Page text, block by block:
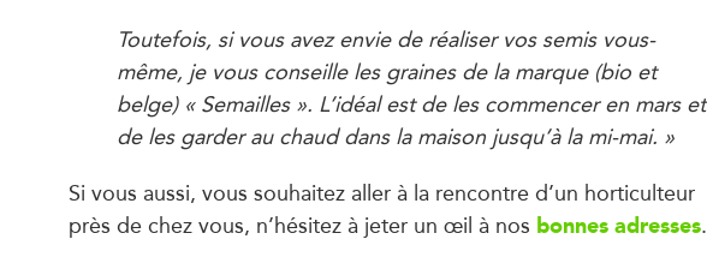
Toutefois, si vous avez envie de réaliser vos semis vous-
même, je vous conseille les graines de la marque (bio et
belge) « Semailles ». L’idéal est de les commencer en mars et
de les garder au chaud dans la maison jusqu’à la mi-mai. »
Si vous aussi, vous souhaitez aller à la rencontre d’un horticulteur
près de chez vous, n’hésitez à jeter un œil à nos bonnes adresses.